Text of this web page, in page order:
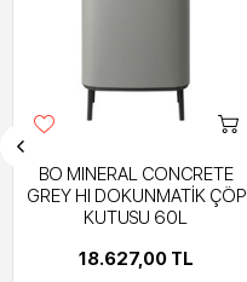
BO MINERAL CONCRETE
GREY HI DOKUNMATİK ÇÖP
KUTUSU 60L
18.627,00 TL